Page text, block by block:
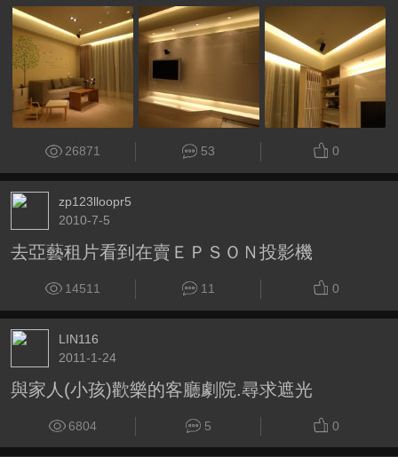
26871 53 0
zp123lloopr5
2010-7-5
去亞藝租片看到在賣ＥＰＳＯＮ投影機
14511 11 0
LIN116
2011-1-24
與家人(小孩)歡樂的客廳劇院.尋求遮光
6804 5 0